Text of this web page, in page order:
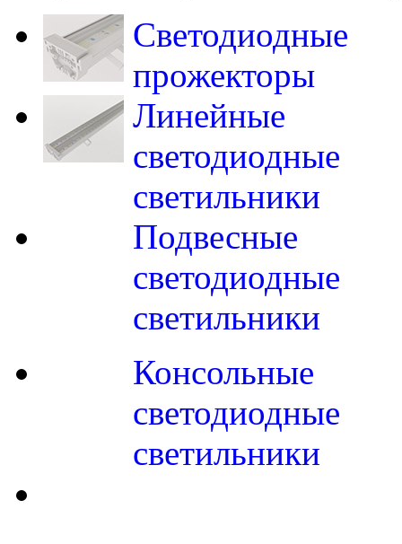
Светодиодные
прожекторы
Линейные
светодиодные
светильники
Подвесные
светодиодные
светильники
Консольные
светодиодные
светильники